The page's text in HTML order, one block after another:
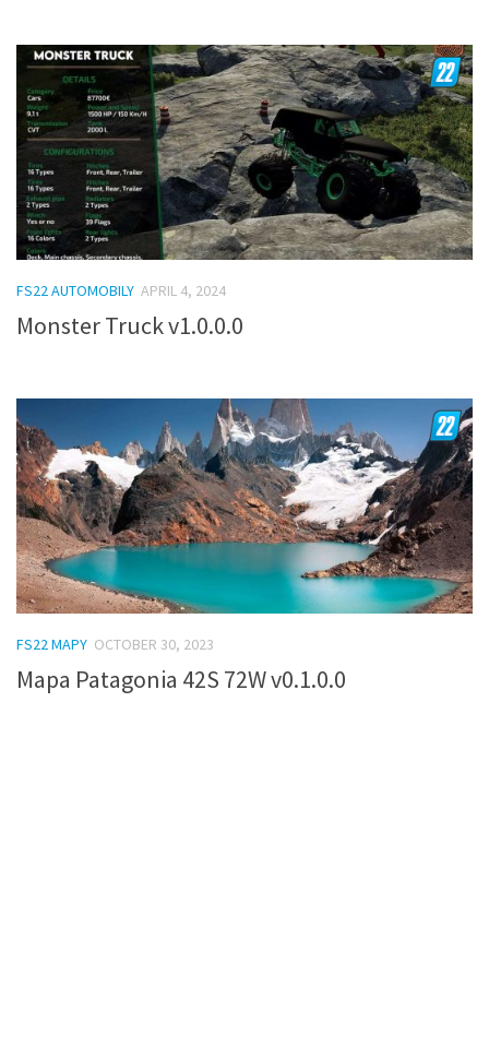
FS22 AUTOMOBILY APRIL 4, 2024
Monster Truck v1.0.0.0
FS22 MAPY OCTOBER 30, 2023
Mapa Patagonia 42S 72W v0.1.0.0